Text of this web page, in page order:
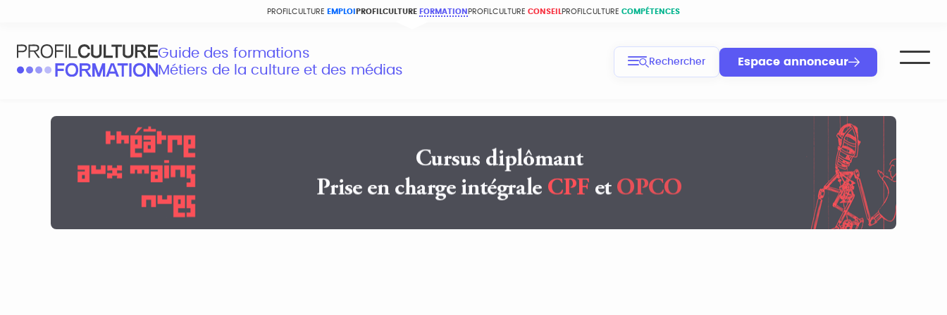
PROFILCULTURE EMPLOI PROFILCULTURE FORMATION PROFILCULTURE CONSEIL PROFILCULTURE COMPÉTENCES
Guide des formations
Métiers de la culture et des médias
Rechercher Espace annonceur